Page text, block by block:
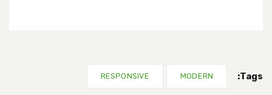
Tags:
MODERN
RESPONSIVE